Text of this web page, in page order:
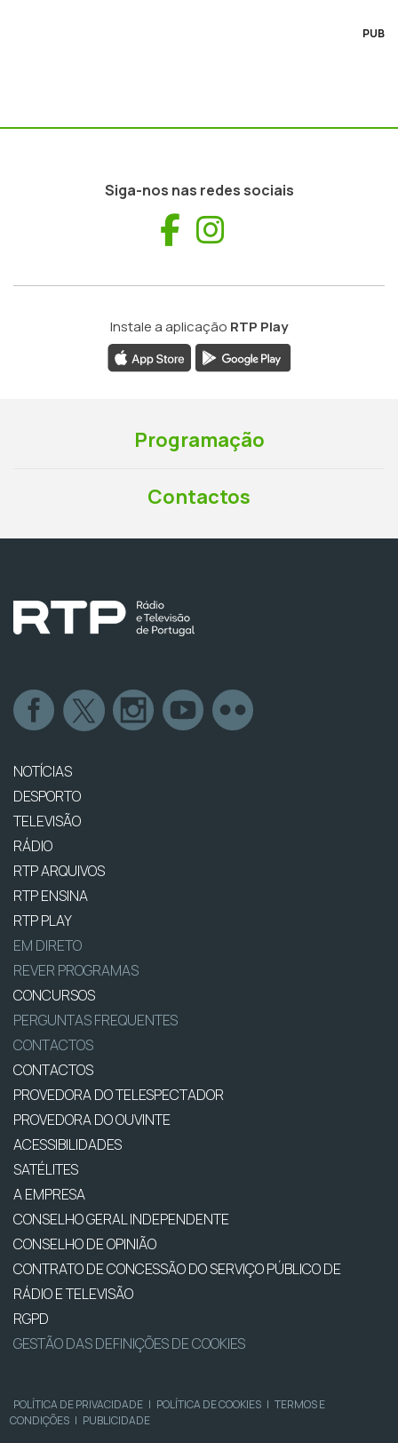
PUB
Siga-nos nas redes sociais
Facebook
Instale a aplicação RTP Play
Programação
Contactos
NOTÍCIAS
DESPORTO
TELEVISÃO
RÁDIO
RTP ARQUIVOS
RTP ENSINA
RTP PLAY
EM DIRETO
REVER PROGRAMAS
CONCURSOS
PERGUNTAS FREQUENTES
CONTACTOS
CONTACTOS
PROVEDORA DO TELESPECTADOR
PROVEDORA DO OUVINTE
ACESSIBILIDADES
SATÉLITES
A EMPRESA
CONSELHO GERAL INDEPENDENTE
CONSELHO DE OPINIÃO
CONTRATO DE CONCESSÃO DO SERVIÇO PÚBLICO DE
RÁDIO E TELEVISÃO
RGPD
GESTÃO DAS DEFINIÇÕES DE COOKIES
POLÍTICA DE PRIVACIDADE | POLÍTICA DE COOKIES | TERMOS E
CONDIÇÕES | PUBLICIDADE